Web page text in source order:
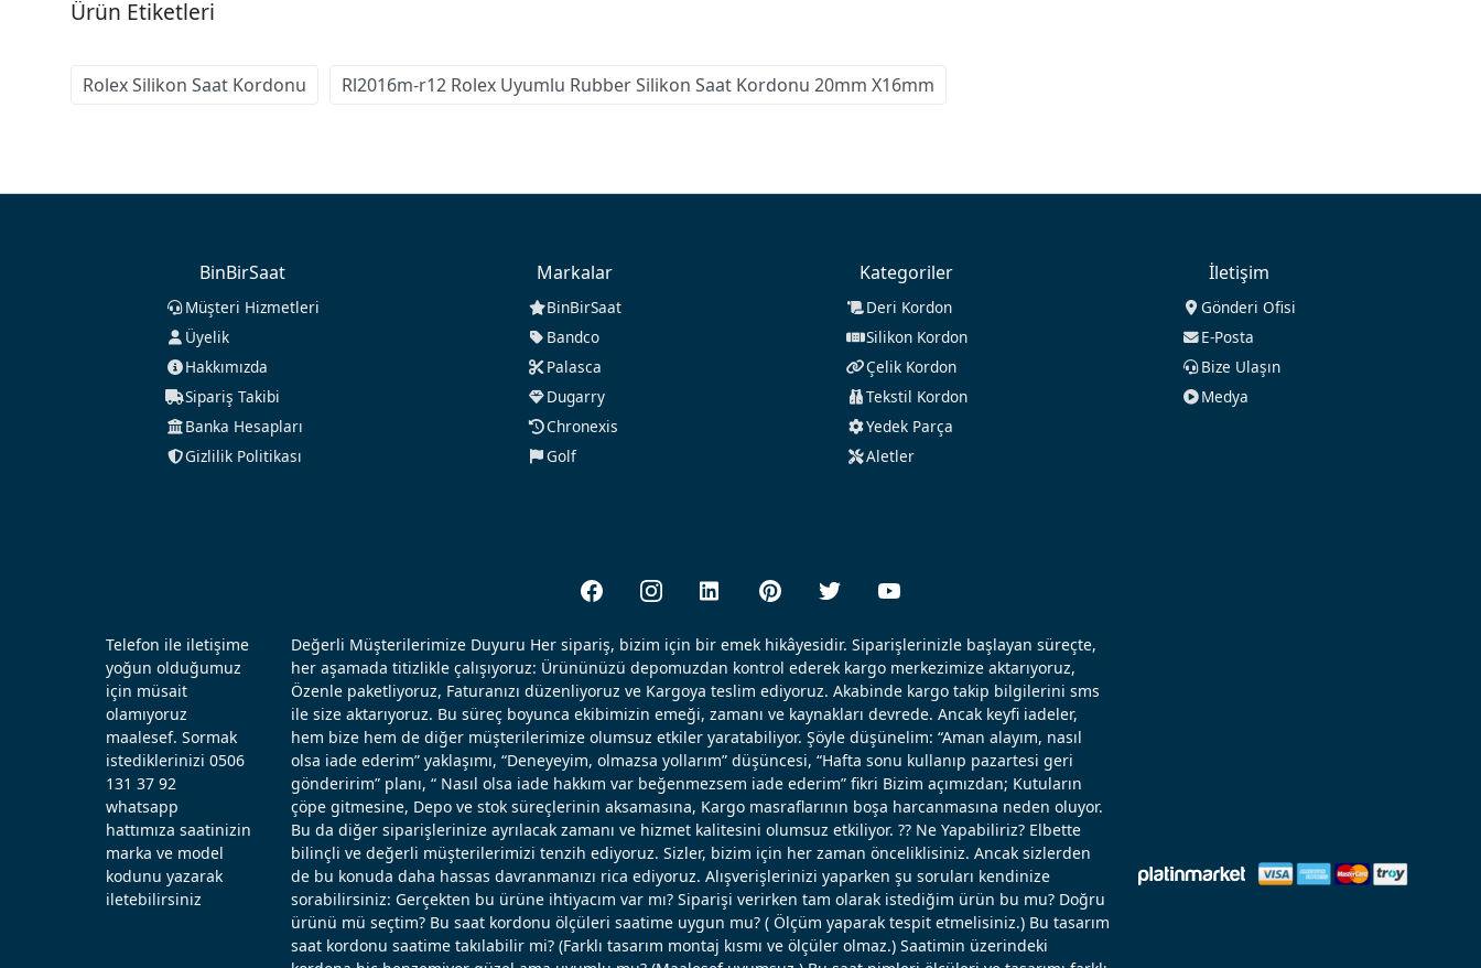
Ürün Etiketleri
Rolex Silikon Saat Kordonu Rl2016m-r12 Rolex Uyumlu Rubber Silikon Saat Kordonu 20mm X16mm
BinBirSaat
Müşteri Hizmetleri
Üyelik
Hakkımızda
Sipariş Takibi
Banka Hesapları
Gizlilik Politikası
Markalar
BinBirSaat
Bandco
Palasca
Dugarry
Chronexis
Golf
Kategoriler
Deri Kordon
Silikon Kordon
Çelik Kordon
Tekstil Kordon
Yedek Parça
Aletler
İletişim
Gönderi Ofisi
E-Posta
Bize Ulaşın
Medya
Telefon ile iletişime
yoğun olduğumuz
için müsait
olamıyoruz
maalesef. Sormak
istediklerinizi 0506
131 37 92
whatsapp
hattımıza saatinizin
marka ve model
kodunu yazarak
iletebilirsiniz
Değerli Müşterilerimize Duyuru Her sipariş, bizim için bir emek hikâyesidir. Siparişlerinizle başlayan süreçte,
her aşamada titizlikle çalışıyoruz: Ürününüzü depomuzdan kontrol ederek kargo merkezimize aktarıyoruz,
Özenle paketliyoruz, Faturanızı düzenliyoruz ve Kargoya teslim ediyoruz. Akabinde kargo takip bilgilerini sms
ile size aktarıyoruz. Bu süreç boyunca ekibimizin emeği, zamanı ve kaynakları devrede. Ancak keyfi iadeler,
hem bize hem de diğer müşterilerimize olumsuz etkiler yaratabiliyor. Şöyle düşünelim: “Aman alayım, nasıl
olsa iade ederim” yaklaşımı, “Deneyeyim, olmazsa yollarım” düşüncesi, “Hafta sonu kullanıp pazartesi geri
gönderirim” planı, “ Nasıl olsa iade hakkım var beğenmezsem iade ederim” fikri Bizim açımızdan; Kutuların
çöpe gitmesine, Depo ve stok süreçlerinin aksamasına, Kargo masraflarının boşa harcanmasına neden oluyor.
Bu da diğer siparişlerinize ayrılacak zamanı ve hizmet kalitesini olumsuz etkiliyor. ?? Ne Yapabiliriz? Elbette
bilinçli ve değerli müşterilerimizi tenzih ediyoruz. Sizler, bizim için her zaman önceliklisiniz. Ancak sizlerden
de bu konuda daha hassas davranmanızı rica ediyoruz. Alışverişlerinizi yaparken şu soruları kendinize
sorabilirsiniz: Gerçekten bu ürüne ihtiyacım var mı? Siparişi verirken tam olarak istediğim ürün bu mu? Doğru
ürünü mü seçtim? Bu saat kordonu ölçüleri saatime uygun mu? ( Ölçüm yaparak tespit etmelisiniz.) Bu tasarım
saat kordonu saatime takılabilir mi? (Farklı tasarım montaj kısmı ve ölçüler olmaz.) Saatimin üzerindeki